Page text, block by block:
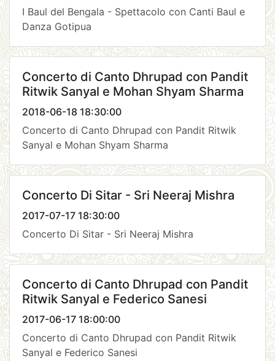
I Baul del Bengala - Spettacolo con Canti Baul e
Danza Gotipua
Concerto di Canto Dhrupad con Pandit
Ritwik Sanyal e Mohan Shyam Sharma
2018-06-18 18:30:00
Concerto di Canto Dhrupad con Pandit Ritwik
Sanyal e Mohan Shyam Sharma
Concerto Di Sitar - Sri Neeraj Mishra
2017-07-17 18:30:00
Concerto Di Sitar - Sri Neeraj Mishra
Concerto di Canto Dhrupad con Pandit
Ritwik Sanyal e Federico Sanesi
2017-06-17 18:00:00
Concerto di Canto Dhrupad con Pandit Ritwik
Sanyal e Federico Sanesi